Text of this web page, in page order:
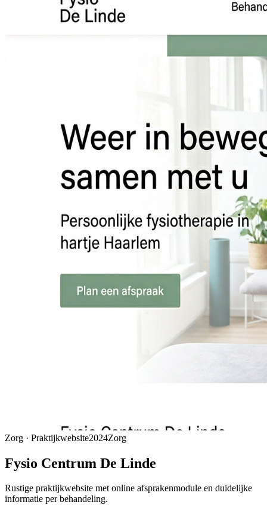
Zorg · Praktijkwebsite2024Zorg
Fysio Centrum De Linde
Rustige praktijkwebsite met online afsprakenmodule en duidelijke
informatie per behandeling.